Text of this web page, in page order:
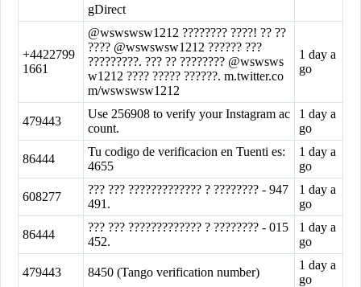
gDirect
+4422799
1661
@wswswsw1212 ???????? ????! ?? ??
???? @wswswsw1212 ?????? ???
?????????. ??? ?? ???????? @wswsws
w1212 ???? ????? ??????. m.twitter.co
m/wswswsw1212
1 day a
go
479443
Use 256908 to verify your Instagram ac
count.
1 day a
go
86444
Tu codigo de verificacion en Tuenti es:
4655
1 day a
go
608277
??? ??? ????????????? ? ???????? - 947
491.
1 day a
go
86444
??? ??? ????????????? ? ???????? - 015
452.
1 day a
go
479443 8450 (Tango verification number)
1 day a
go